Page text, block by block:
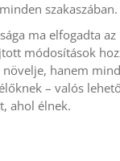
szakaszában.
ma elfogadta
módosítások
hanem
– valós
ahol élnek.